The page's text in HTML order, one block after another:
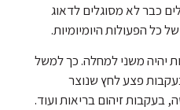
כבר לא מסוגלים לדאוג
כל הפעולות היומיומיות.
יהיה משני למחלה. כך למשל
פצע לחץ שנוצר
זיהום בריאות ועוד.